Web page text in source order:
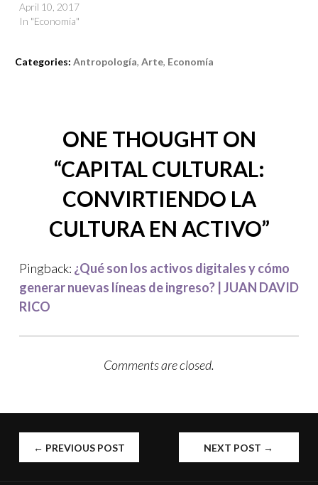
April 10, 2017
In "Economía"
Categories: Antropología, Arte, Economía
ONE THOUGHT ON
“CAPITAL CULTURAL:
CONVIRTIENDO LA
CULTURA EN ACTIVO”
Pingback: ¿Qué son los activos digitales y cómo
generar nuevas líneas de ingreso? | JUAN DAVID
RICO
Comments are closed.
POST
← PREVIOUS POST NEXT POST →